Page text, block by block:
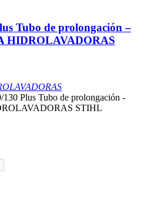
Tubo de prolongación –
HIDROLAVADORAS
Plus Tubo de prolongación -
STIHL